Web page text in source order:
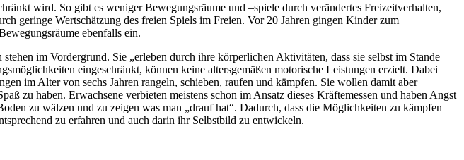
wird. So gibt es weniger Bewegungsräume und –spiele durch verändertes Freizeitverhalten,
geringe Wertschätzung des freien Spiels im Freien. Vor 20 Jahren gingen Kinder zum
ebenfalls ein.
im Vordergrund. Sie „erleben durch ihre körperlichen Aktivitäten, dass sie selbst im Stande
eingeschränkt, können keine altersgemäßen motorische Leistungen erzielt. Dabei
im Alter von sechs Jahren rangeln, schieben, raufen und kämpfen. Sie wollen damit aber
zu haben. Erwachsene verbieten meistens schon im Ansatz dieses Kräftemessen und haben Angst
zu wälzen und zu zeigen was man „drauf hat“. Dadurch, dass die Möglichkeiten zu kämpfen
zu erfahren und auch darin ihr Selbstbild zu entwickeln.